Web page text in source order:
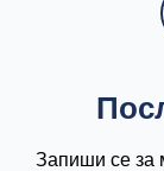
Запиши се за